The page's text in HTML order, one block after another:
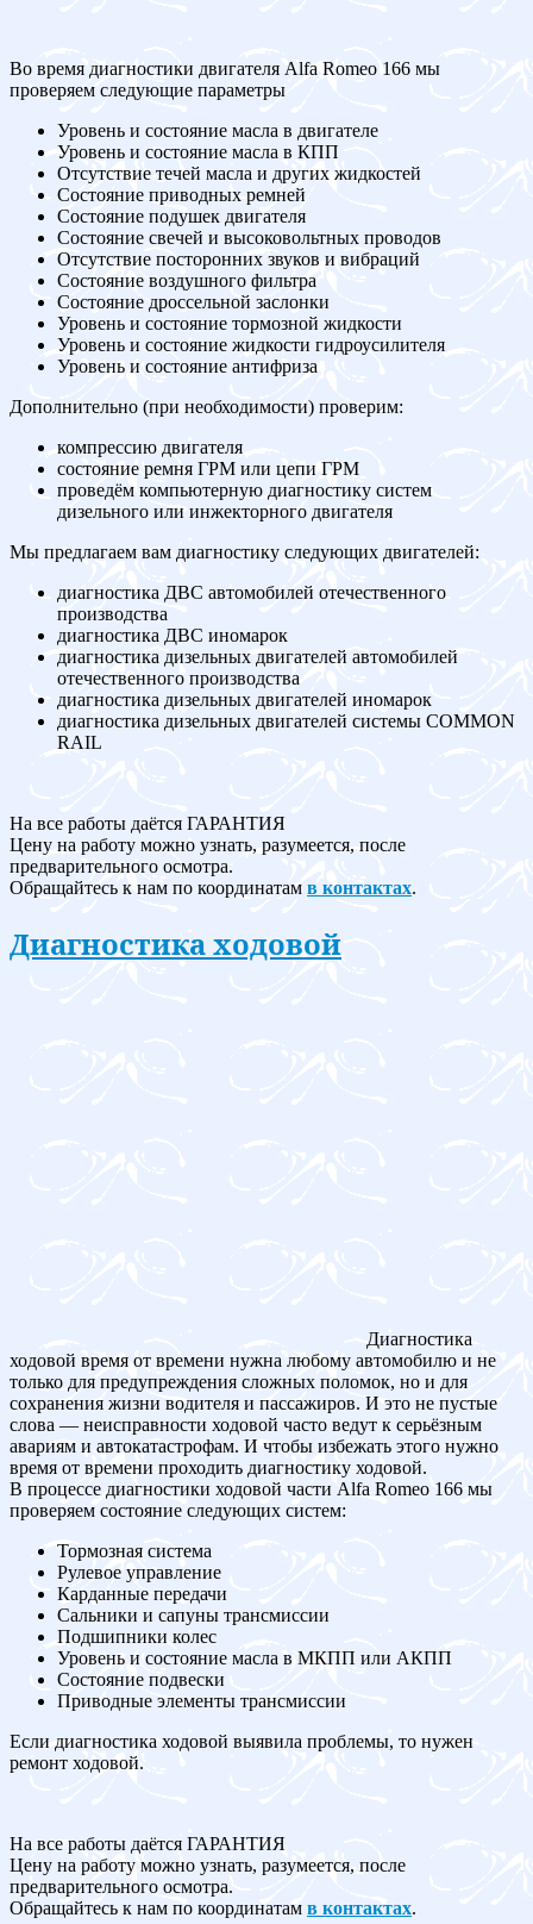
Во время диагностики двигателя Alfa Romeo 166 мы
проверяем следующие параметры
Уровень и состояние масла в двигателе
Уровень и состояние масла в КПП
Отсутствие течей масла и других жидкостей
Состояние приводных ремней
Состояние подушек двигателя
Состояние свечей и высоковольтных проводов
Отсутствие посторонних звуков и вибраций
Состояние воздушного фильтра
Состояние дроссельной заслонки
Уровень и состояние тормозной жидкости
Уровень и состояние жидкости гидроусилителя
Уровень и состояние антифриза
Дополнительно (при необходимости) проверим:
компрессию двигателя
состояние ремня ГРМ или цепи ГРМ
проведём компьютерную диагностику систем
дизельного или инжекторного двигателя
Мы предлагаем вам диагностику следующих двигателей:
диагностика ДВС автомобилей отечественного
производства
диагностика ДВС иномарок
диагностика дизельных двигателей автомобилей
отечественного производства
диагностика дизельных двигателей иномарок
диагностика дизельных двигателей системы COMMON
RAIL
На все работы даётся ГАРАНТИЯ
Цену на работу можно узнать, разумеется, после
предварительного осмотра.
Обращайтесь к нам по координатам в контактах.
Диагностика ходовой
Диагностика
ходовой время от времени нужна любому автомобилю и не
только для предупреждения сложных поломок, но и для
сохранения жизни водителя и пассажиров. И это не пустые
слова — неисправности ходовой часто ведут к серьёзным
авариям и автокатастрофам. И чтобы избежать этого нужно
время от времени проходить диагностику ходовой.
В процессе диагностики ходовой части Alfa Romeo 166 мы
проверяем состояние следующих систем:
Тормозная система
Рулевое управление
Карданные передачи
Сальники и сапуны трансмиссии
Подшипники колес
Уровень и состояние масла в МКПП или АКПП
Состояние подвески
Приводные элементы трансмиссии
Если диагностика ходовой выявила проблемы, то нужен
ремонт ходовой.
На все работы даётся ГАРАНТИЯ
Цену на работу можно узнать, разумеется, после
предварительного осмотра.
Обращайтесь к нам по координатам в контактах.